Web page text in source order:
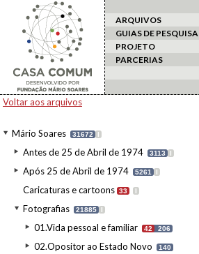
ARQUIVOS
GUIAS DE PESQUISA
PROJETO
PARCERIAS
Voltar aos arquivos
Mário Soares 31672 I
Antes de 25 de Abril de 1974 3113 I
Após 25 de Abril de 1974 5261 I
Caricaturas e cartoons 33 I
Fotografias 21885 I
01.Vida pessoal e familiar 42 206
02.Opositor ao Estado Novo 140